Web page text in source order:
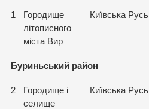
1
Городище
літописного
міста Вир
Київська Русь
Буриньський район
2
Городище і
селище
Київська Русь